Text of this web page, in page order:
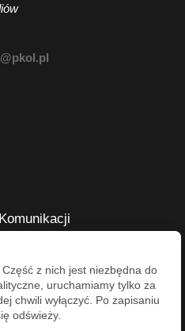
z nich jest niezbędna do
uruchamiamy tylko za
chwili wyłączyć. Po zapisaniu
odświeży.